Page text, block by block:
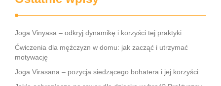
Joga Vinyasa – odkryj dynamikę i korzyści tej praktyki
Ćwiczenia dla mężczyzn w domu: jak zacząć i utrzymać
motywację
Joga Virasana – pozycja siedzącego bohatera i jej korzyści